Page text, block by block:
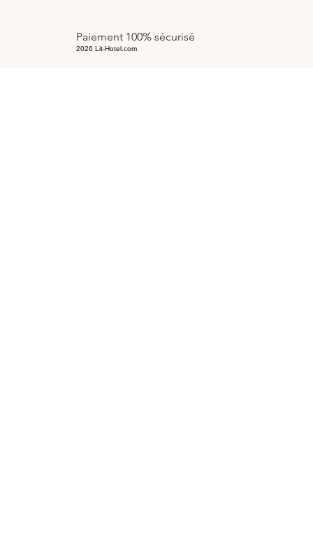
Paiement 100% sécurisé
2026 Lit-Hotel.com